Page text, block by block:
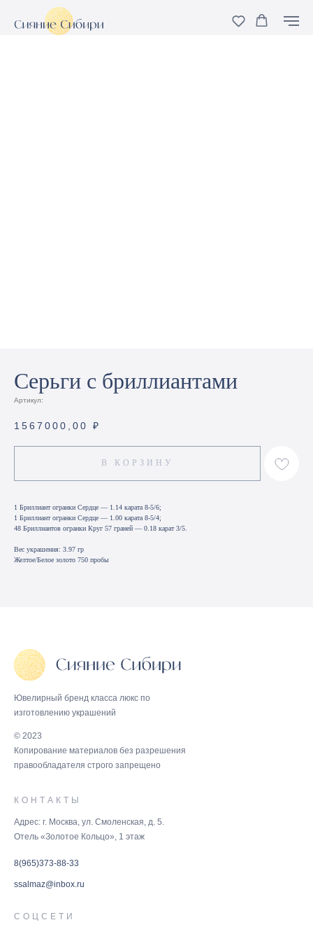
Серьги с бриллиантами
Артикул:
1567000,00 ₽
В КОРЗИНУ
1 Бриллиант огранки Сердце — 1.14 карата 8-5/6;
1 Бриллиант огранки Сердце — 1.00 карата 8-5/4;
48 Бриллиантов огранки Круг 57 граней — 0.18 карат 3/5.
Вес украшения: 3.97 гр
Желтое/Белое золото 750 пробы
Ювелирный бренд класса люкс по
изготовлению украшений
© 2023
Копирование материалов без разрешения
правообладателя строго запрещено
КОНТАКТЫ
8(965)373-88-33
ssalmaz@inbox.ru
Адрес: г. Москва, ул. Смоленская, д. 5.
Отель «Золотое Кольцо», 1 этаж
СОЦСЕТИ